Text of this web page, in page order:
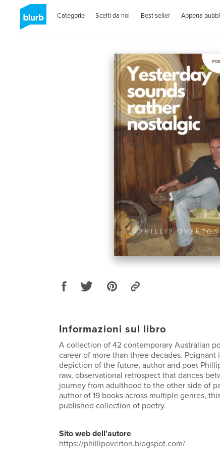
Categorie Scelti da noi Best seller Appena
Informazioni sul libro
A collection of 42 contemporary Australian
career of more than three decades. Poignant
depiction of the future, author and poet
raw, observational retrospect that dances
journey from adulthood to the other side of
author of 19 books across multiple genres,
published collection of poetry.
Sito web dell'autore
https://phillipoverton.blogspot.com/